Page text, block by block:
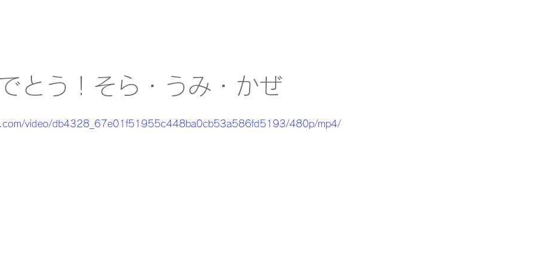
とう！そら・うみ・かぜ
video/db4328_67e01f51955c448ba0cb53a586fd5193/480p/mp4/